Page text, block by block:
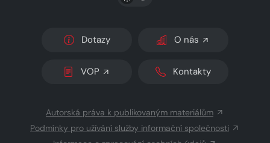
Dotazy O nás
VOP Kontakty
Autorská práva k publikovaným materiálům
Podmínky pro užívání služby informační společnosti